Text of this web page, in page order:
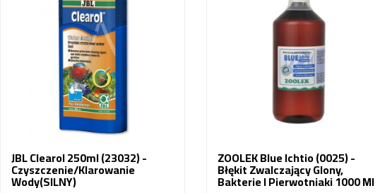
JBL Clearol 250ml (23032) -
Czyszczenie/Klarowanie
Wody(SILNY)
ZOOLEK Blue Ichtio (0025) -
Błękit Zwalczający Glony,
Bakterie I Pierwotniaki 1000 Ml